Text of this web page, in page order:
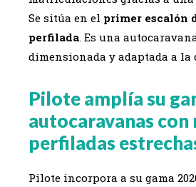
Se sitúa en el primer escalón
perfilada. Es una
dimensionada y adaptada a la
Pilote amplía su
autocaravanas con
perfiladas
Pilote incorpora a su gama